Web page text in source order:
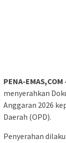
PENA-EMAS,COM
menyerahkan
Anggaran 2026
Daerah (OPD).
Penyerahan